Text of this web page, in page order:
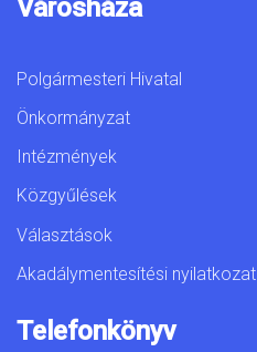
Városháza
Polgármesteri Hivatal
Önkormányzat
Intézmények
Közgyűlések
Választások
Akadálymentesítési nyilatkozat
Telefonkönyv